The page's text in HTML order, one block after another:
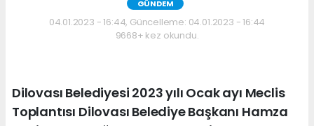
GÜNDEM
04.01.2023 - 16:44, Güncelleme: 04.01.2023 - 16:44
9668+ kez okundu.
Dilovası Belediyesi 2023 yılı Ocak ayı Meclis
Toplantısı Dilovası Belediye Başkanı Hamza